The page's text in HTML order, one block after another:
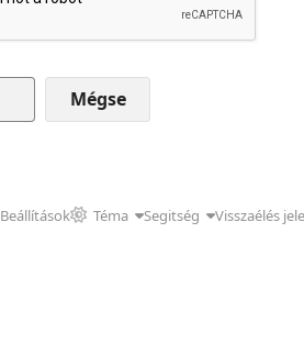
Mégse
Beállítások Téma Segitség Visszaélés